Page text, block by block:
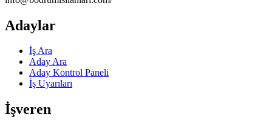
Adaylar
İş Ara
Aday Ara
Aday Kontrol Paneli
İş Uyarıları
İşveren